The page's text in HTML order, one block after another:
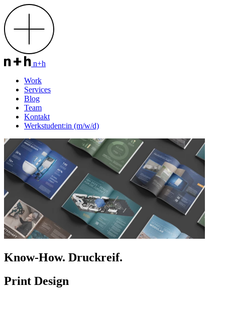
n+h
Work
Services
Blog
Team
Kontakt
Werkstudent:in (m/w/d)
Know-How. Druckreif.
Print Design